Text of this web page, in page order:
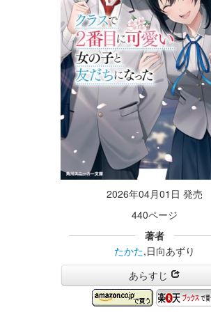
2026年04月01日 発売
440ページ
著者
たかた,日向あずり
あらすじ